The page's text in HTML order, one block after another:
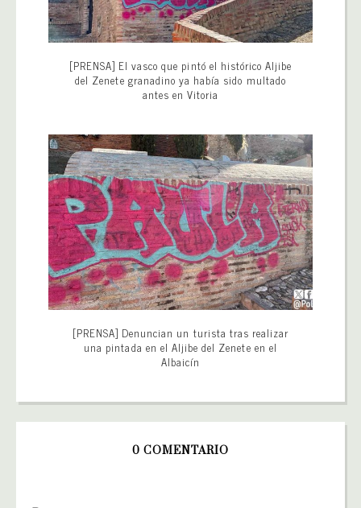
[PRENSA] El vasco que pintó el histórico Aljibe
del Zenete granadino ya había sido multado
antes en Vitoria
[PRENSA] Denuncian un turista tras realizar
una pintada en el Aljibe del Zenete en el
Albaicín
0 COMENTARIO